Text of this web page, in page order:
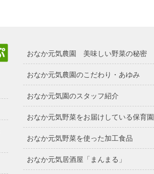
おなか元気農園 美味しい野菜の秘密
おなか元気農園のこだわり・あゆみ
おなか元気園のスタッフ紹介
おなか元気野菜をお届けしている保育園
おなか元気野菜を使った加工食品
おなか元気居酒屋「まんまる」